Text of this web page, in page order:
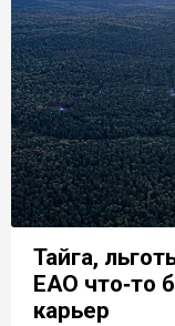
Тайга,
ЕАО что‑то
карьер